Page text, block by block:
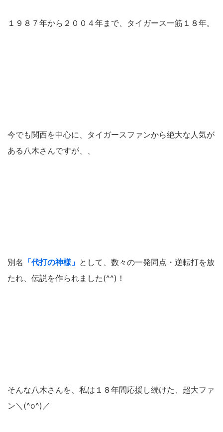
１９８７年から２００４年まで、タイガース一筋１８年。
今でも関西を中心に、タイガースファンから絶大な人気が
ある八木さんですが、、
別名 「代打の神様」 として、数々の一発同点・逆転打を放
たれ、伝説を作られました(^^)！
そんな八木さんを、私は１８年間応援し続けた、超大ファ
ン＼(^o^)／